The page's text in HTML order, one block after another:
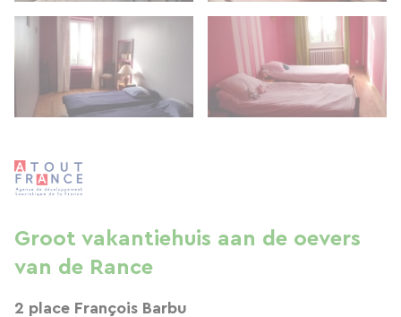
Groot vakantiehuis aan de oevers
van de Rance
2 place François Barbu